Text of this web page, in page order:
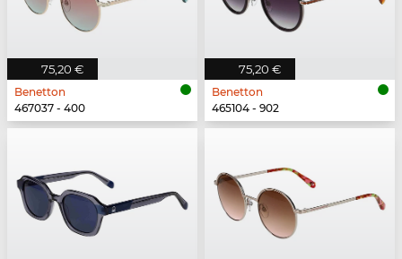
75,20 €
Benetton
467037 - 400
75,20 €
Benetton
465104 - 902